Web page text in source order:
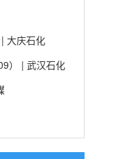
大庆石化
） | 武汉石化